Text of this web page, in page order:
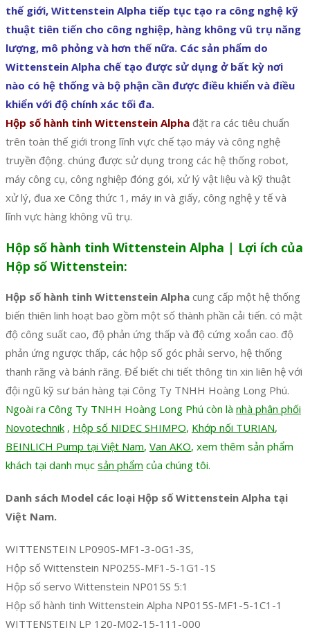
thế giới, Wittenstein Alpha tiếp tục tạo ra công nghệ kỹ
thuật tiên tiến cho công nghiệp, hàng không vũ trụ năng
lượng, mô phỏng và hơn thế nữa. Các sản phẩm do
Wittenstein Alpha chế tạo được sử dụng ở bất kỳ nơi
nào có hệ thống và bộ phận cần được điều khiển và điều
khiển với độ chính xác tối đa.
Hộp số hành tinh Wittenstein Alpha đặt ra các tiêu chuẩn
trên toàn thế giới trong lĩnh vực chế tạo máy và công nghệ
truyền động. chúng được sử dụng trong các hệ thống robot,
máy công cụ, công nghiệp đóng gói, xử lý vật liệu và kỹ thuật
xử lý, đua xe Công thức 1, máy in và giấy, công nghệ y tế và
lĩnh vực hàng không vũ trụ.
Hộp số hành tinh Wittenstein Alpha | Lợi ích của
Hộp số Wittenstein:
Hộp số hành tinh Wittenstein Alpha cung cấp một hệ thống
biến thiên linh hoạt bao gồm một số thành phần cải tiến. có mật
độ công suất cao, độ phản ứng thấp và độ cứng xoắn cao. độ
phản ứng ngược thấp, các hộp số góc phải servo, hệ thống
thanh răng và bánh răng. Để biết chi tiết thông tin xin liên hệ với
đội ngũ kỹ sư bán hàng tại Công Ty TNHH Hoàng Long Phú.
Ngoài ra Công Ty TNHH Hoàng Long Phú còn là nhà phân phối
Novotechnik , Hộp số NIDEC SHIMPO, Khớp nối TURIAN,
BEINLICH Pump tại Việt Nam, Van AKO, xem thêm sản phẩm
khách tại danh mục sản phẩm của chúng tôi.
Danh sách Model các loại Hộp số Wittenstein Alpha tại
Việt Nam.
WITTENSTEIN LP090S-MF1-3-0G1-3S,
Hộp số Wittenstein NP025S-MF1-5-1G1-1S
Hộp số servo Wittenstein NP015S 5:1
Hộp số hành tinh Wittenstein Alpha NP015S-MF1-5-1C1-1
WITTENSTEIN LP 120-M02-15-111-000